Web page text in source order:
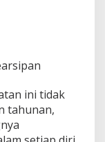
ini tidak
tahunan,